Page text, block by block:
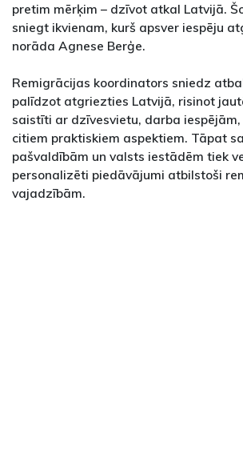
pretim mērķim – dzīvot atkal Latvijā.
sniegt ikvienam, kurš apsver iespēju
norāda Agnese Berģe.
Remigrācijas koordinators sniedz
palīdzot atgriezties Latvijā, risinot
saistīti ar dzīvesvietu, darba
citiem praktiskiem aspektiem. Tāpat
pašvaldībām un valsts iestādēm tiek
personalizēti piedāvājumi atbilstoši
vajadzībām.